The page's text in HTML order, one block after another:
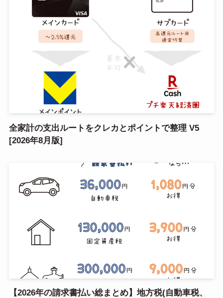
全家計の支出ルートをクレカとポイントで整理 V5
[2026年8月版]
【2026年の請求書払い総まとめ】地方税(自動車税、